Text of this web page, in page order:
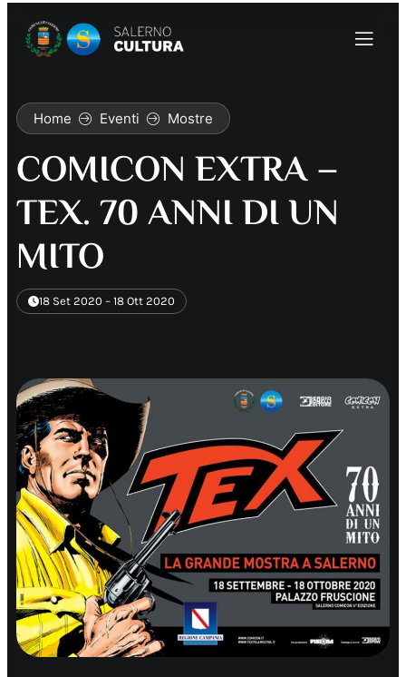
Home Eventi Mostre
COMICON EXTRA –
TEX. 70 ANNI DI UN
MITO
18 Set 2020 – 18 Ott 2020